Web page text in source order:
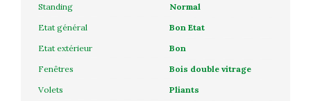
Standing
Normal
Etat général
Bon Etat
Etat extérieur
Bon
Fenêtres
Bois double vitrage
Volets
Pliants